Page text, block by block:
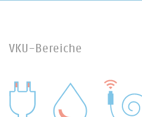
VKU-Bereiche